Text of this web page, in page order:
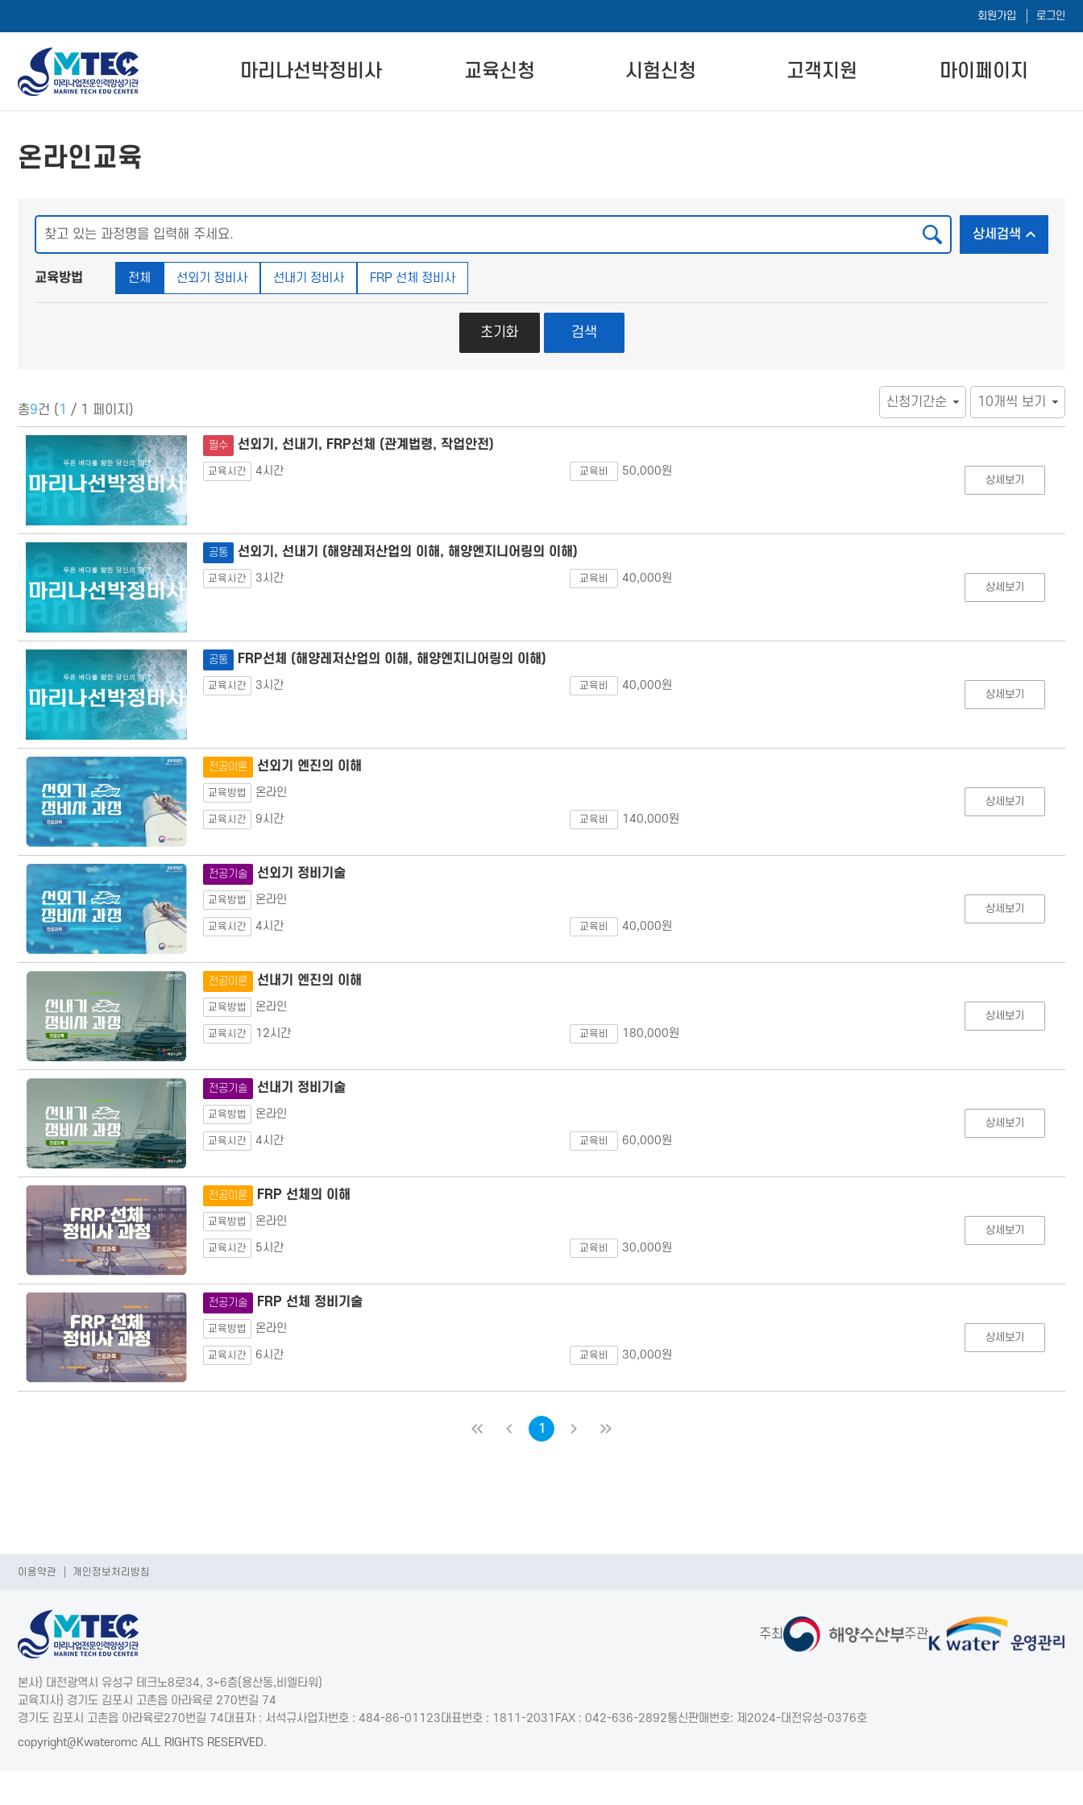
메
본
회원가입 로그인
메뉴 버튼
4CSoft
마리나선박정비사
경력회원 전환기준
교육신청 시험신청 고객지원 마이페이지
내 정보 수정
온라인교육
검색
상세검색
교육방법 전체 선외기 정비사 선내기 정비사 FRP 선체 정비사
초기화 검색
총9건 ( 1 / 1 페이지)
필수 선외기, 선내기, FRP선체 (관계법령, 작업안전)
교육시간 4시간 교육비 50,000원
상세보기
공통 선외기, 선내기 (해양레저산업의 이해, 해양엔지니어링의 이해)
교육시간 3시간 교육비 40,000원
상세보기
공통 FRP선체 (해양레저산업의 이해, 해양엔지니어링의 이해)
교육시간 3시간 교육비 40,000원
상세보기
전공이론 선외기 엔진의 이해
교육방법 온라인
교육시간 9시간 교육비 140,000원
상세보기
전공기술 선외기 정비기술
교육방법 온라인
교육시간 4시간 교육비 40,000원
상세보기
전공이론 선내기 엔진의 이해
교육방법 온라인
교육시간 12시간 교육비 180,000원
상세보기
전공기술 선내기 정비기술
교육방법 온라인
교육시간 4시간 교육비 60,000원
상세보기
전공이론 FRP 선체의 이해
교육방법 온라인
교육시간 5시간 교육비 30,000원
상세보기
전공기술 FRP 선체 정비기술
교육방법 온라인
교육시간 6시간 교육비 30,000원
상세보기
처음 이전 1 마지막
이용약관 개인정보처리방침
주최 주관
본사) 대전광역시 유성구 테크노8로34, 3~6층(용산동,비엘타워)
교육지사) 경기도 김포시 고촌읍 아라육로 270번길 74
경기도 김포시 고촌읍 아라육로270번길 74대표자 : 서석규사업자번호 : 484-86-01123대표번호 : 1811-2031 FAX : 042-636-2892통신판매번호: 제2024-대전유성-0376호
copyright@Kwateromc ALL RIGHTS RESERVED.